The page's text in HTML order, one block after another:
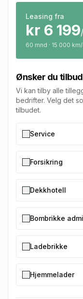
Leasing fra
kr 6 199
60 mnd · 15 000
Ønsker du
Vi kan tilby alle
bedrifter. Velg det
tilbudet.
Service
Forsikring
Dekkhotell
Bombrikke
Ladebrikke
Hjemmelader